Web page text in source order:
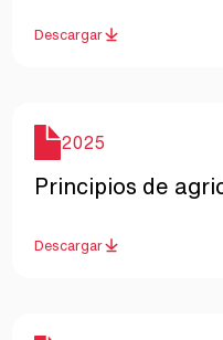
Descargar
Año
2025
Nombre
Principios de
Descargar